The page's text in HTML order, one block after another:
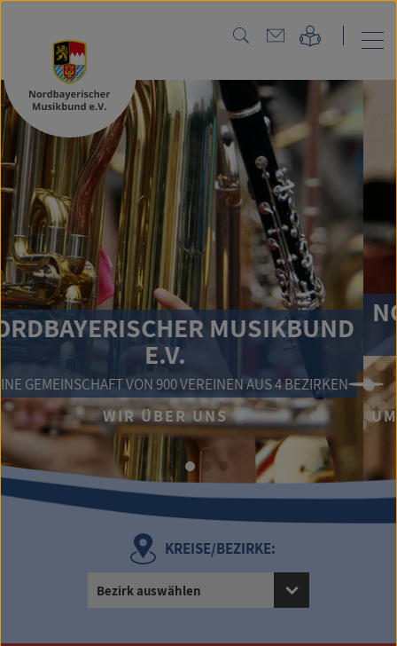
MUSIKBUND
900 VEREINEN AUS 4 BEZIRKEN
ÜBER UNS
...UND
UMFANGREICHES
KREISE/BEZIRKE:
Bezirk auswählen